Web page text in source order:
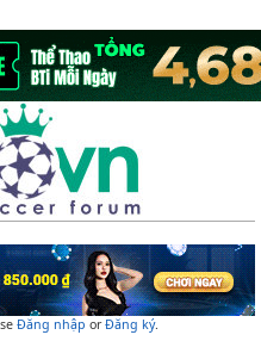
Đăng nhập orĐăng ký.